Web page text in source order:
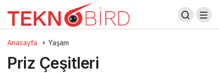
Anasayfa Yaşam
Priz Çeşitleri